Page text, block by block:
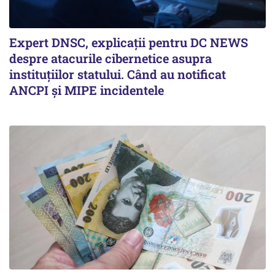
Expert DNSC, explicații pentru DC NEWS
despre atacurile cibernetice asupra
instituțiilor statului. Când au notificat
ANCPI și MIPE incidentele